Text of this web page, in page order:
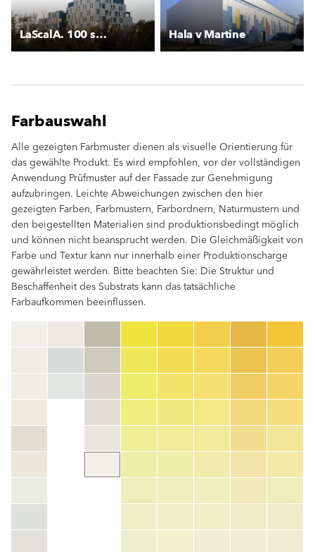
LaScalA. 100 social housing Hala v Martine
Farbauswahl
Alle gezeigten Farbmuster dienen als visuelle Orientierung für
das gewählte Produkt. Es wird empfohlen, vor der vollständigen
Anwendung Prüfmuster auf der Fassade zur Genehmigung
aufzubringen. Leichte Abweichungen zwischen den hier
gezeigten Farben, Farbmustern, Farbordnern, Naturmustern und
den beigestellten Materialien sind produktionsbedingt möglich
und können nicht beansprucht werden. Die Gleichmäßigkeit von
Farbe und Textur kann nur innerhalb einer Produktionscharge
gewährleistet werden. Bitte beachten Sie: Die Struktur und
Beschaffenheit des Substrats kann das tatsächliche
Farbaufkommen beeinflussen.
color_name
HEX:hex_code
TSR:tsr_code